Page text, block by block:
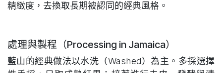
精緻度，去換取長期被認同的經典風格。
處理與製程（Processing in Jamaica）
藍山的經典做法以水洗（Washed）為主。多採選擇